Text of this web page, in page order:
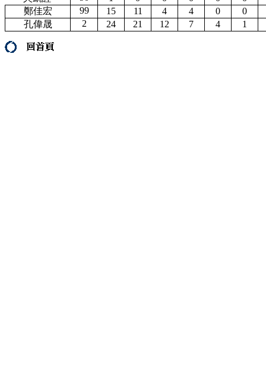
鄭佳宏
99 15 11 4 4 0
0
孔偉晟
2 24 21 12 7 4 1